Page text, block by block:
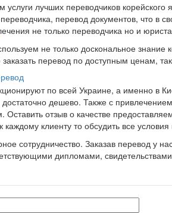
лучших переводчиков корейского
перевод документов, что в
не только переводчика но и
не только доскональное
перевод по доступным ценам,
по всей Украине, а именно в
дешево. Также с
отзыв о качестве
клиенту то обсудить все
сотрудничество. Заказав перевод у
дипломами,